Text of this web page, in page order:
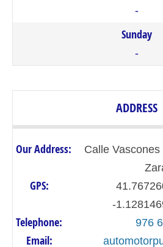
-
Sunday
-
ADDRESS
Our Address:
Calle
GPS:
-
Telephone: 976
Email: